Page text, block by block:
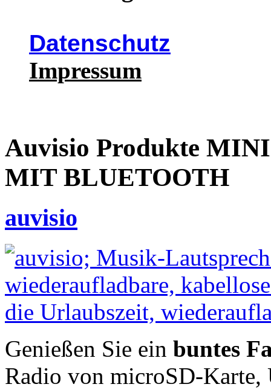
Datenschutz
Impressum
Auvisio Produkte
MIT BLUETOOTH
auvisio
Genießen Sie ein buntes
Radio von microSD-